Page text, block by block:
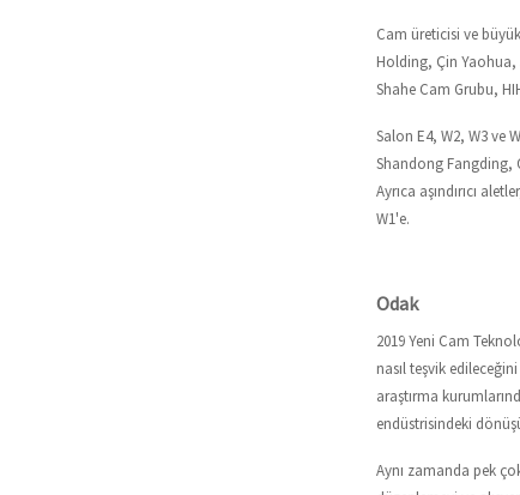
Cam üreticisi ve
Holding, Çin Yaohua,
Shahe Cam Grubu,
Salon E4, W2, W3 ve
Shandong Fangding,
Ayrıca aşındırıcı
W1'e.
Odak
2019 Yeni Cam
nasıl teşvik
araştırma
endüstrisindeki
Aynı zamanda pek